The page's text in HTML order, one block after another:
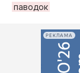
паводок
РЕКЛАМА